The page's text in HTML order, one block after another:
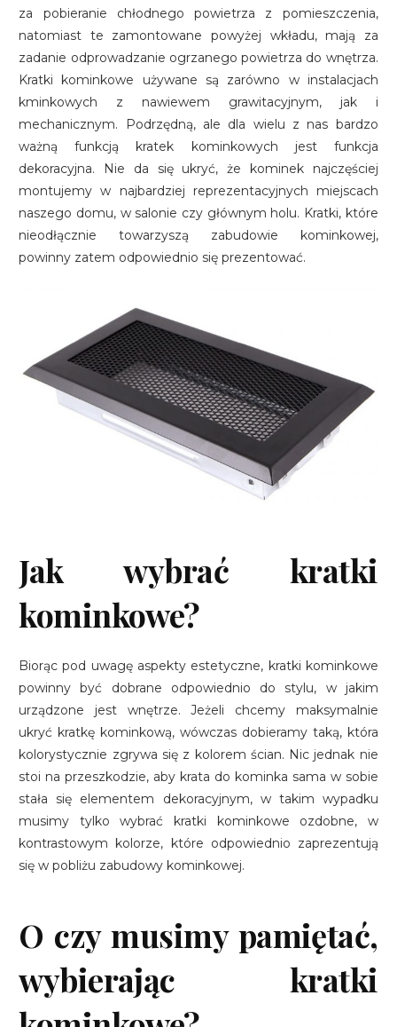
za pobieranie chłodnego powietrza z pomieszczenia,
natomiast te zamontowane powyżej wkładu, mają za
zadanie odprowadzanie ogrzanego powietrza do wnętrza.
Kratki kominkowe używane są zarówno w instalacjach
kminkowych z nawiewem grawitacyjnym, jak i
mechanicznym. Podrzędną, ale dla wielu z nas bardzo
ważną funkcją kratek kominkowych jest funkcja
dekoracyjna. Nie da się ukryć, że kominek najczęściej
montujemy w najbardziej reprezentacyjnych miejscach
naszego domu, w salonie czy głównym holu. Kratki, które
nieodłącznie towarzyszą zabudowie kominkowej,
powinny zatem odpowiednio się prezentować.
Jak wybrać kratki
kominkowe?
Biorąc pod uwagę aspekty estetyczne, kratki kominkowe
powinny być dobrane odpowiednio do stylu, w jakim
urządzone jest wnętrze. Jeżeli chcemy maksymalnie
ukryć kratkę kominkową, wówczas dobieramy taką, która
kolorystycznie zgrywa się z kolorem ścian. Nic jednak nie
stoi na przeszkodzie, aby krata do kominka sama w sobie
stała się elementem dekoracyjnym, w takim wypadku
musimy tylko wybrać kratki kominkowe ozdobne, w
kontrastowym kolorze, które odpowiednio zaprezentują
się w pobliżu zabudowy kominkowej.
O czy musimy pamiętać,
wybierając kratki